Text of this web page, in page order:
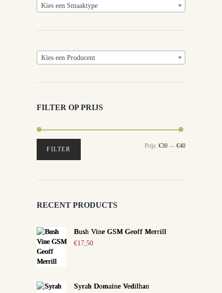
Kies een Smaaktype
Kies een Producent
FILTER OP PRIJS
Min.
Max.
FILTER Prijs: €30 — €40
RECENT PRODUCTS
Bush Vine GSM Geoff Merrill
€17,50
Syrah Domaine Vedilhan